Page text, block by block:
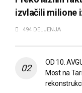
izvlačili milione
494 DELJENJA
OD 10.
Most na